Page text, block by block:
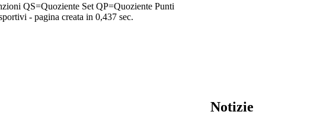
QS=Quoziente Set QP=Quoziente Punti
- pagina creata in 0,437 sec.
Notizie